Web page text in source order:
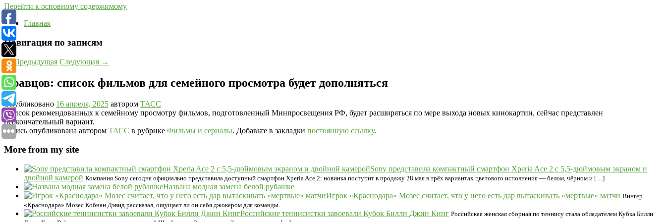
Перейти к основному содержимому
Главная
Навигация по записям
←Предыдущая Следующая →
Кравцов: список фильмов для семейного просмотра будет дополняться
Опубликовано 16 апреля, 2025 автором ТАСС
Список рекомендованных к семейному просмотру фильмов, подготовленный Минпросвещения РФ, будет расширяться по мере выхода новых кинокартин, сейчас представлен
неокончательный вариант.
Запись опубликована автором ТАСС в рубрике Фильмы и сериалы. Добавьте в закладки постоянную ссылку.
More from my site
Sony представила компактный смартфон Xperia Ace 2 с 5,5-дюймовым экраном и
двойной камерой Компания Sony сегодня официально представила доступный смартфон Xperia Ace 2: новинка поступит в продажу 28 мая в трёх вариантах цветового исполнения — белом, чёрном и […]
Названа модная замена белой рубашке
Игрок «Краснодара» Мозес считает, что у него есть дар вытаскивать «мертвые» матчи Вингер
«Краснодара» Мозес Кобнан Дэвид рассказал, ощущает ли он себя джокером для команды.
Российские теннисистки завоевали Кубок Билли Джин Кинг Российская женская сборная по теннису стала обладателем Кубка Билли